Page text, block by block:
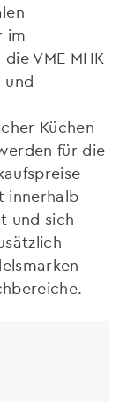
im
VME MHK
und
Küchen-
für die
innerhalb
und sich